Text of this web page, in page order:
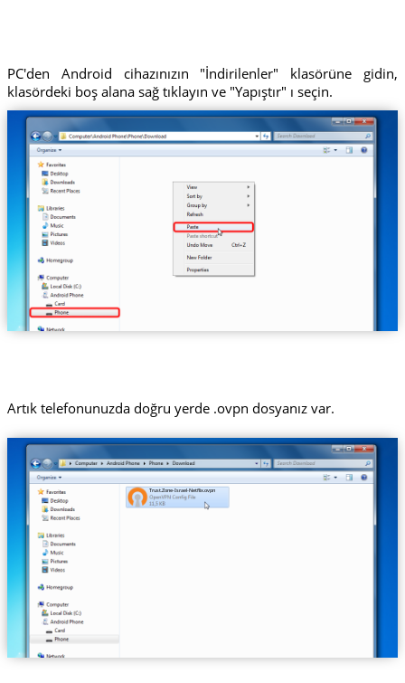
PC'den Android cihazınızın "İndirilenler" klasörüne gidin,
klasördeki boş alana sağ tıklayın ve "Yapıştır" ı seçin.
Artık telefonunuzda doğru yerde .ovpn dosyanız var.
Trust.Zone-Israel-Netflix.ovpn